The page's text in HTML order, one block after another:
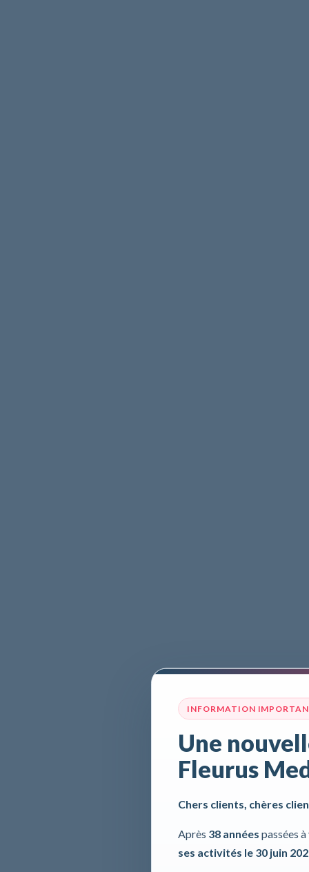
INFORMATION
Une
Fleurus
Chers clients, chères
Après 38 années passées
ses activités le 30 juin